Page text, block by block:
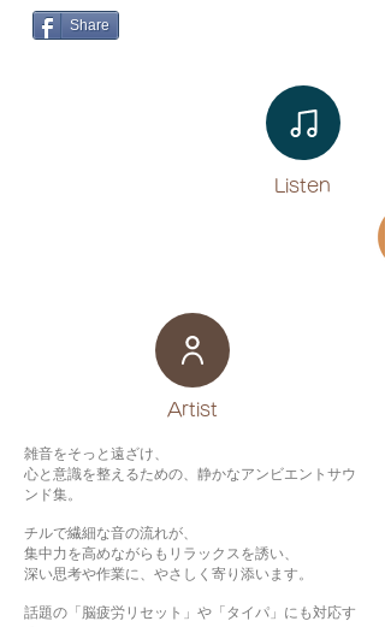
Share
Listen​
​Artist
雑音をそっと遠ざけ、
心と意識を整えるための、静かなアンビエントサウ
ンド集。
チルで繊細な音の流れが、
集中力を高めながらもリラックスを誘い、
深い思考や作業に、やさしく寄り添います。
話題の「脳疲労リセット」や「タイパ」にも対応す